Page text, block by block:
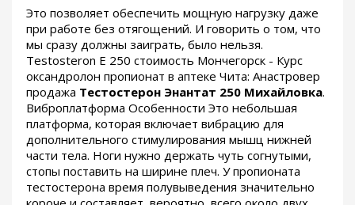
Это позволяет обеспечить мощную нагрузку даже
при работе без отягощений. И говорить о том, что
мы сразу должны заиграть, было нельзя.
Testosteron E 250 стоимость Мончегорск - Курс
оксандролон пропионат в аптеке Чита: Анастровер
продажа Тестостерон Энантат 250 Михайловка.
Виброплатформа Особенности Это небольшая
платформа, которая включает вибрацию для
дополнительного стимулирования мышц нижней
части тела. Ноги нужно держать чуть согнутыми,
стопы поставить на ширине плеч. У пропионата
тестостерона время полувыведения значительно